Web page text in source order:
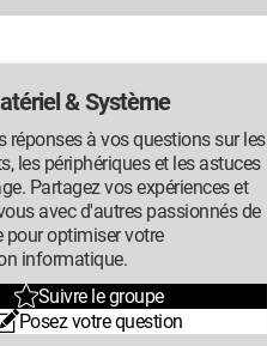
& Système
réponses à vos questions sur les
les périphériques et les astuces
Partagez vos expériences et
avec d'autres passionnés de
pour optimiser votre
informatique.
Suivre le groupe
Posez votre question